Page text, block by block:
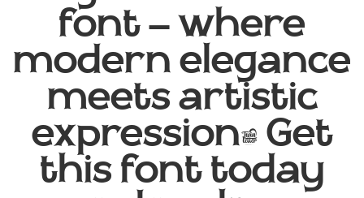
font — where
modern elegance
meets artistic
expression. Get
this font today